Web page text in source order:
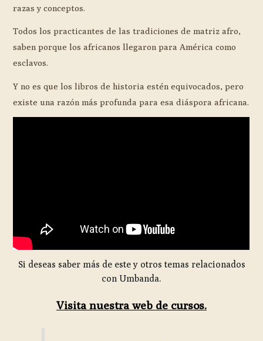
razas y conceptos.
Todos los practicantes de las tradiciones de matriz afro,
saben porque los africanos llegaron para América como
esclavos.
Y no es que los libros de historia estén equivocados, pero
existe una razón más profunda para esa diáspora africana.
Si deseas saber más de este y otros temas relacionados
con Umbanda.
Visita nuestra web de cursos.